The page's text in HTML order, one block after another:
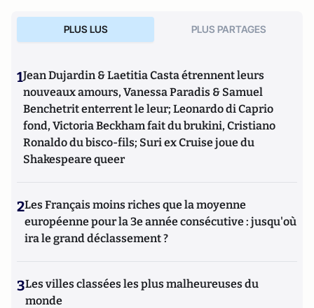
PLUS LUS PLUS PARTAGES
1Jean Dujardin & Laetitia Casta étrennent leurs
nouveaux amours, Vanessa Paradis & Samuel
Benchetrit enterrent le leur; Leonardo di Caprio
fond, Victoria Beckham fait du brukini, Cristiano
Ronaldo du bisco-fils; Suri ex Cruise joue du
Shakespeare queer
2Les Français moins riches que la moyenne
européenne pour la 3e année consécutive : jusqu'où
ira le grand déclassement ?
3Les villes classées les plus malheureuses du
monde